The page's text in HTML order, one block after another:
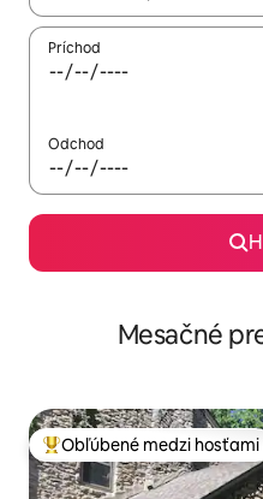
Príchod
Odchod
Mesačné
Najobľúbenejšie medzi
Obľúbené medzi hosťami